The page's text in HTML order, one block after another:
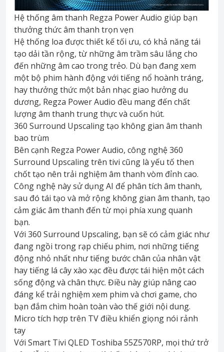
Hệ thống âm thanh Regza Power Audio giúp bạn
thưởng thức âm thanh trọn vẹn
Hệ thống loa được thiết kế tối ưu, có khả năng tái
tạo dải tần rộng, từ những âm trầm sâu lắng cho
đến những âm cao trong trẻo. Dù bạn đang xem
một bộ phim hành động với tiếng nổ hoành tráng,
hay thưởng thức một bản nhạc giao hưởng du
dương, Regza Power Audio đều mang đến chất
lượng âm thanh trung thực và cuốn hút.
360 Surround Upscaling tạo không gian âm thanh
bao trùm
Bên cạnh Regza Power Audio, công nghệ 360
Surround Upscaling trên tivi cũng là yếu tố then
chốt tạo nên trải nghiệm âm thanh vòm đỉnh cao.
Công nghệ này sử dụng AI để phân tích âm thanh,
sau đó tái tạo và mở rộng không gian âm thanh, tạo
cảm giác âm thanh đến từ mọi phía xung quanh
bạn.
Với 360 Surround Upscaling, bạn sẽ có cảm giác như
đang ngồi trong rạp chiếu phim, nơi những tiếng
động nhỏ nhất như tiếng bước chân của nhân vật
hay tiếng lá cây xào xạc đều được tái hiện một cách
sống động và chân thực. Điều này giúp nâng cao
đáng kể trải nghiệm xem phim và chơi game, cho
bạn đắm chìm hoàn toàn vào thế giới nội dung.
Micro tích hợp trên TV điều khiển giọng nói rảnh
tay
Với Smart Tivi QLED Toshiba 55Z570RP, mọi thứ trở